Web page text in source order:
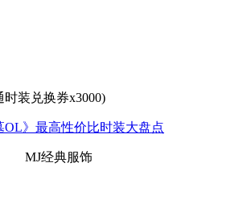
装兑换券x3000)
MJ经典服饰